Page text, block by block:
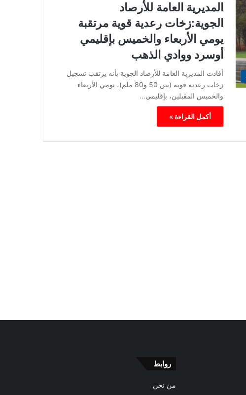
المديرية العامة للأرصاد
الجوية:زخات رعدية قوية مرتقبة
يومي الأربعاء والخميس بإقليمي
أوسرد ووادي الذهب
أفادت المديرية العامة للأرصاد الجوية بأنه يرتقب تسجيل
زخات رعدية قوية (بين 50 و80 ملم)، يومي الأربعاء
والخميس المقبلين، بإقليمي…
أكمل القراءة »
روابط
من نحن